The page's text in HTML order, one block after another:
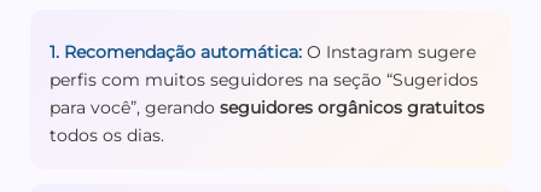
1. Recomendação automática: O Instagram sugere
perfis com muitos seguidores na seção “Sugeridos
para você”, gerando seguidores orgânicos gratuitos
todos os dias.